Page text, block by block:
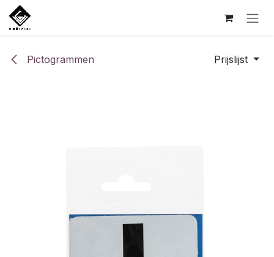
Overslaan naar inhoud
Pictogrammen Prijslijst